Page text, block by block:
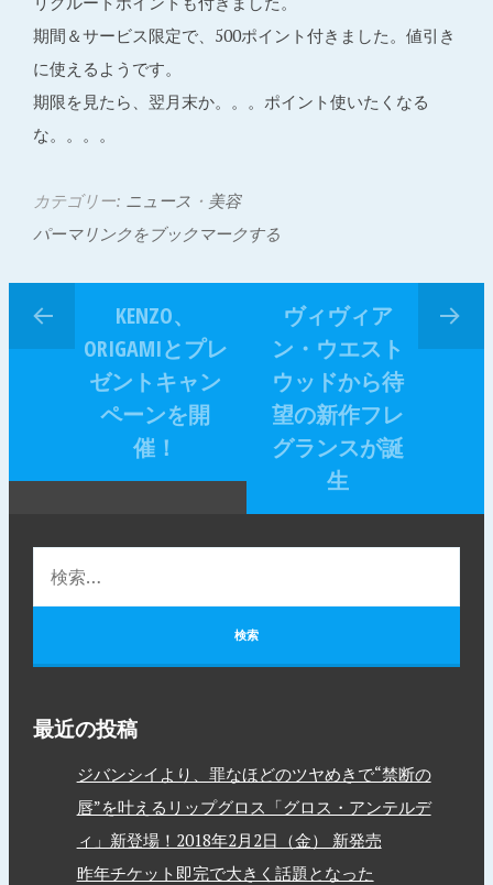
期間＆サービス限定で、500ポイント付きました。値引き
に使えるようです。
期限を見たら、翌月末か。。。ポイント使いたくなる
な。。。。
カテゴリー: ニュース ・ 美容
パーマリンクをブックマークする
KENZO、
ORIGAMIとプレ
ゼントキャン
ペーンを開
催！
ヴィヴィア
ン・ウエスト
ウッドから待
望の新作フレ
グランスが誕
生
最近の投稿
ジバンシイより、罪なほどのツヤめきで“禁断の
唇”を叶えるリップグロス「グロス・アンテルデ
ィ」新登場！2018年2月2日（金） 新発売
昨年チケット即完で大きく話題となった